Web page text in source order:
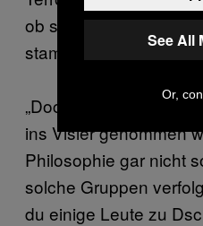
ob sie von Muslimen
stammen“, sagte
„Doch manchmal sind
ins Visier genommen
Philosophie gar nicht
solche Gruppen
du einige Leute zu
See All
Or,